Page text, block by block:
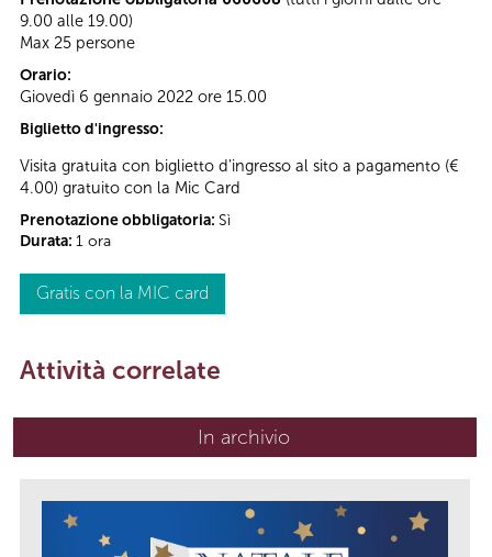
9.00 alle 19.00)
Max 25 persone
Orario:
Giovedì 6 gennaio 2022 ore 15.00
Biglietto d'ingresso:
Visita gratuita con biglietto d'ingresso al sito a pagamento (€
4.00) gratuito con la Mic Card
Prenotazione obbligatoria: Sì
Durata: 1 ora
Gratis con la MIC card
Attività correlate
In archivio